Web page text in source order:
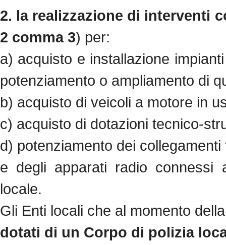
2. la realizzazione di interventi
2 comma 3) per:
a) acquisto e installazione
potenziamento o ampliamento di
b) acquisto di veicoli a motore in
c) acquisto di dotazioni tecnico-
d) potenziamento dei
e degli apparati radio connessi
locale.
Gli Enti locali che al momento
dotati di un Corpo di polizia